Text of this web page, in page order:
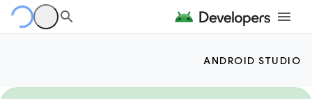
ANDROID STUDIO